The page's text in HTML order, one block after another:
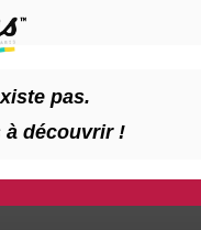
pas.
à découvrir !